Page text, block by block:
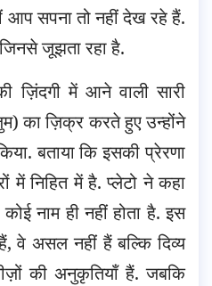
आप सपना तो नहीं देख रहे हैं.
जूझता रहा है.
ज़िंदगी में आने वाली सारी
का ज़िक्र करते हुए उन्होंने
बताया कि इसकी प्रेरणा
में निहित में है. प्लेटो ने कहा
नाम ही नहीं होता है. इस
वे असल नहीं हैं बल्कि दिव्य
की अनुकृतियाँ हैं. जबकि